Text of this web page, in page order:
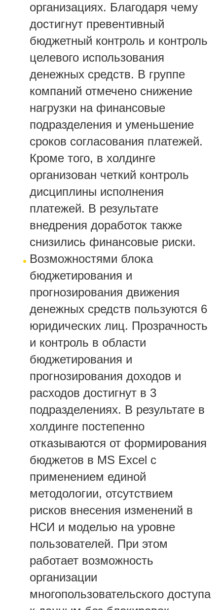
организациях. Благодаря чему
достигнут превентивный
бюджетный контроль и контроль
целевого использования
денежных средств. В группе
компаний отмечено снижение
нагрузки на финансовые
подразделения и уменьшение
сроков согласования платежей.
Кроме того, в холдинге
организован четкий контроль
дисциплины исполнения
платежей. В результате
внедрения доработок также
снизились финансовые риски.
Возможностями блока
бюджетирования и
прогнозирования движения
денежных средств пользуются 6
юридических лиц. Прозрачность
и контроль в области
бюджетирования и
прогнозирования доходов и
расходов достигнут в 3
подразделениях. В результате в
холдинге постепенно
отказываются от формирования
бюджетов в MS Excel с
применением единой
методологии, отсутствием
рисков внесения изменений в
НСИ и моделью на уровне
пользователей. При этом
работает возможность
организации
многопользовательского доступа